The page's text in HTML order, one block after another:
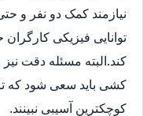
نیازمند کمک دو نفر و
توانایی فیزیکی
کند.البته مسئله دقت
کشی باید سعی شود که تا
کوچکترین آسیبی نبینند.